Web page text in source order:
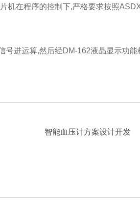
机在程序的控制下,严格要求按照
号进运算,然后经DM-162液晶显示功能
智能血压计方案设计开发